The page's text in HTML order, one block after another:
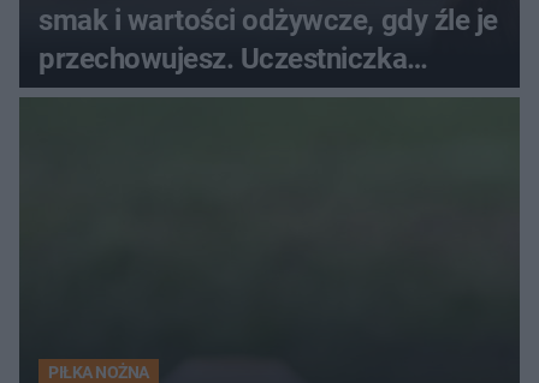
smak i wartości odżywcze, gdy źle je
przechowujesz. Uczestniczka
"MasterChefa"
PIŁKA NOŻNA